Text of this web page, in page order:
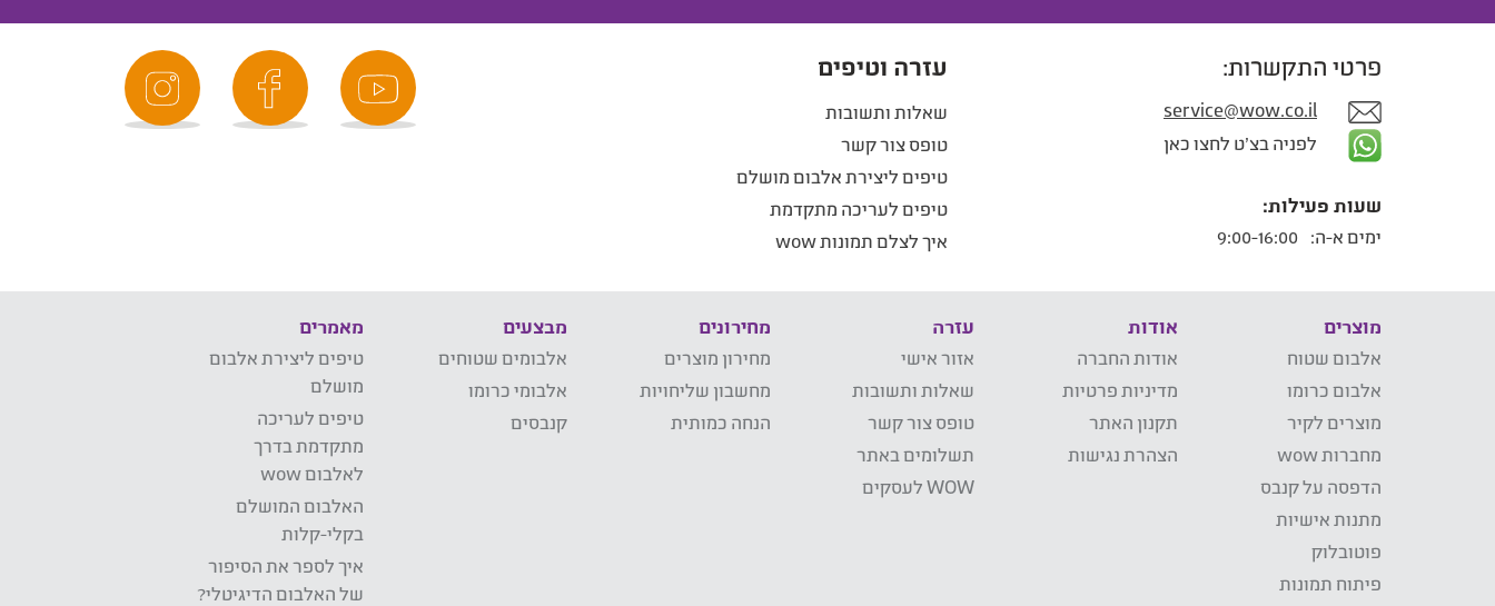
פרטי התקשרות:
service@wow.co.il
לפניה בצ'ט לחצו כאן
שעות פעילות:
ימים א-ה:
עזרה וטיפים
שאלות ותשובות
טופס צור קשר
טיפים ליצירת אלבום מושלם
טיפים לעריכה מתקדמת
איך לצלם תמונות wow
מוצרים
אלבום שטוח
אלבום כרומו
מוצרים לקיר
מחברות wow
הדפסה על קנבס
מתנות אישיות
פוטובלוק
פיתוח תמונות
אודות
אודות החברה
מדיניות פרטיות
תקנון האתר
הצהרת נגישות
עזרה
אזור אישי
שאלות ותשובות
טופס צור קשר
תשלומים באתר
WOW לעסקים
מחירונים
מחירון מוצרים
מחשבון שליחויות
הנחה כמותית
מבצעים
אלבומים שטוחים
אלבומי כרומו
קנבסים
מאמרים
טיפים ליצירת אלבום
מושלם
טיפים לעריכה
מתקדמת בדרך
לאלבום wow
האלבום המושלם
בקלי-קלות
איך לספר את הסיפור
של האלבום הדיגיטלי?